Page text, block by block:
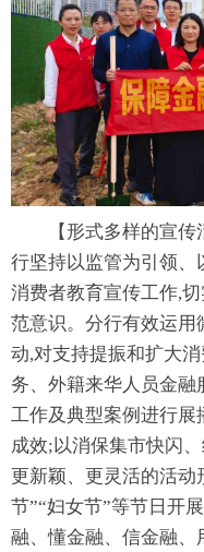
【形式多样的宣
行坚持以监管为引领、
消费者教育宣传工作,
范意识。分行有效运用
动,对支持提振和扩大
务、外籍来华人员金融
工作及典型案例进行展
成效;以消保集市快闪
更新颖、更灵活的活动
节”“妇女节”等节日开
融、懂金融、信金融、